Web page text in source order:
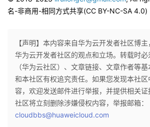
名-非商用-相同方式共享(CC BY-NC-SA 4.0)
【声明】本内容来自华为云开发者社区博
华为云开发者社区的观点和立场。转载时
（华为云社区）、文章链接、文章作者等
和本社区有权追究责任。如果您发现本社
容，欢迎发送邮件进行举报，并提供相关
社区将立刻删除涉嫌侵权内容，举报邮箱：
cloudbbs@huaweicloud.com